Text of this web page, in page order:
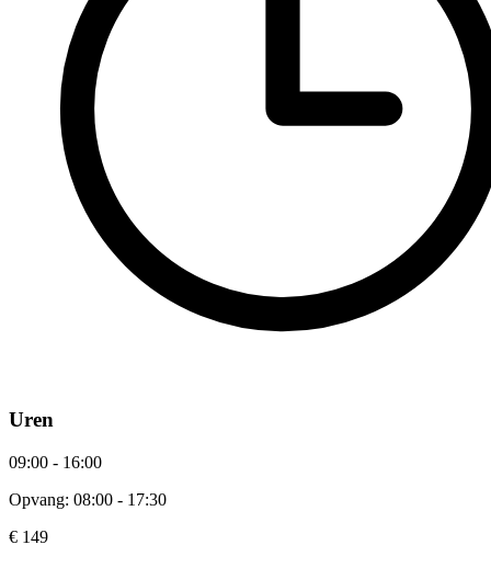
Uren
09:00 - 16:00
Opvang: 08:00 - 17:30
€ 149